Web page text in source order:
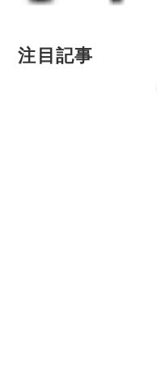
注目記事